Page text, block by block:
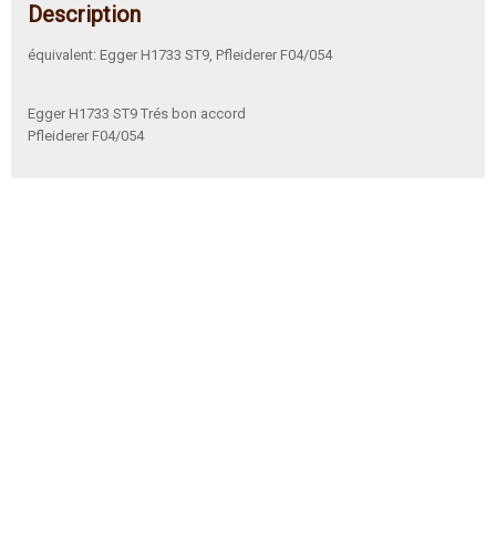
Description
équivalent: Egger H1733 ST9, Pfleiderer F04/054
Egger H1733 ST9 Trés bon accord
Pfleiderer F04/054